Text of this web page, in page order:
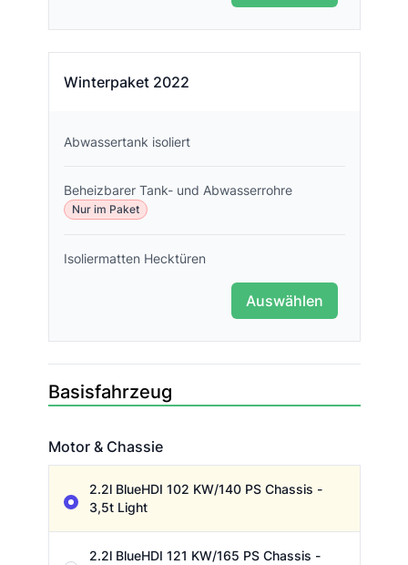
Winterpaket 2022
Abwassertank isoliert
Beheizbarer Tank- und Abwasserrohre
Nur im Paket
Isoliermatten Hecktüren
Auswählen
Basisfahrzeug
Motor & Chassie
2.2l BlueHDI 102 KW/140 PS Chassis -
3,5t Light
2.2l BlueHDI 121 KW/165 PS Chassis -